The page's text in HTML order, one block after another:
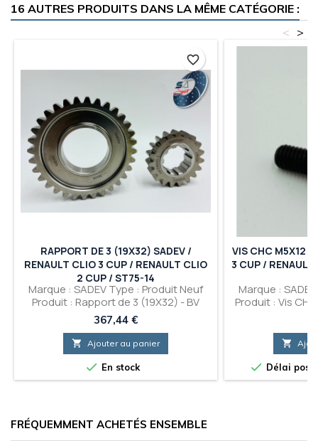
16 AUTRES PRODUITS DANS LA MÊME CATÉGORIE :
>
<
RAPPORT DE 3 (19X32) SADEV /
RENAULT CLIO 3 CUP / RENAULT CLIO
2 CUP / ST75-14
Marque : SADEV Type : Produit Neuf
Produit : Rapport de 3 (19X32) - BV
séquentielle pour Renault Clio 3 CUP /
Renault Clio 2 CUP (Avec SADEV ST75-
14) - Référence : C75141932556J -
Référence Renault Sport : 33 75 141
932
Prix
367,44 €
 Ajouter au panier
 En stock
favorite_border
VIS CHC M5X12
3 CUP /
Marque :
Produit : Vis
14) - Référence
Renault Sport :

 Délai
FRÉQUEMMENT ACHETÉS ENSEMBLE